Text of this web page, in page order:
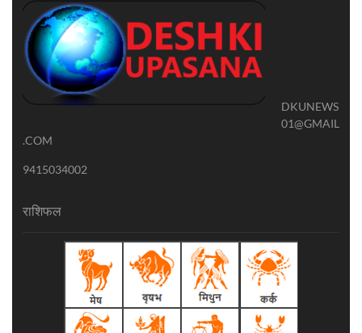
DKUNEWS
01@GMAIL
.COM
9415034002
राशिफल